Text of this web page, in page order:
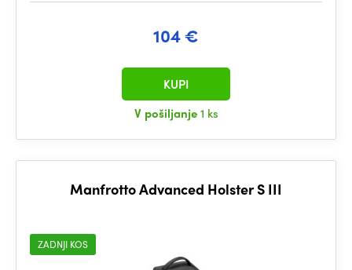
104 €
V pošiljanje1 ks
KUPI
Manfrotto Advanced Holster S III
ZADNJI KOS